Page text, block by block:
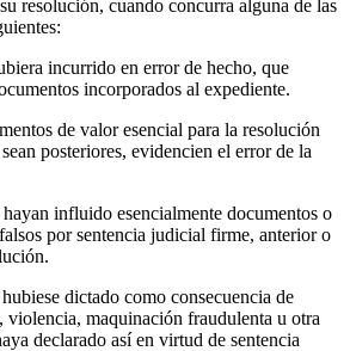
resolución, cuando concurra alguna de las
incurrido en error de hecho, que
incorporados al expediente.
de valor esencial para la resolución
posteriores, evidencien el error de la
influido esencialmente documentos o
por sentencia judicial firme, anterior o
dictado como consecuencia de
violencia, maquinación fraudulenta u otra
declarado así en virtud de sentencia